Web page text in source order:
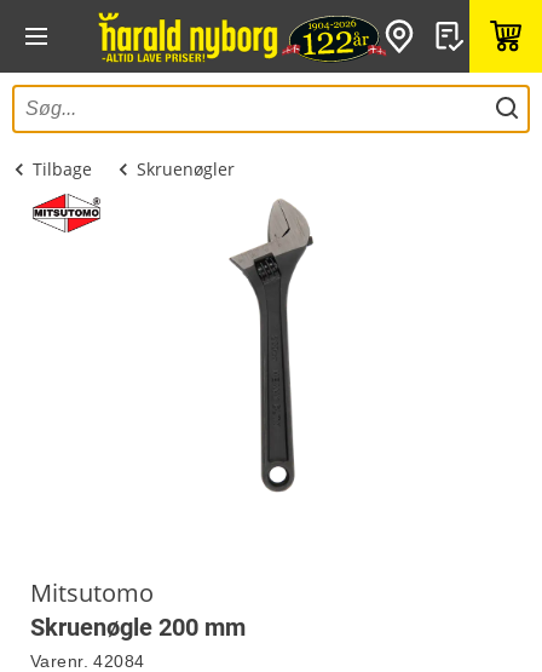
Tilbage Skruenøgler
Mitsutomo
Skruenøgle 200 mm
Varenr. 42084